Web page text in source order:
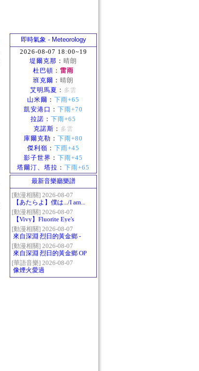
即時氣象 - Meteorology
2026-08-07 18:00~19
堤爾克那 ： 晴朗
杜巴頓 ： 雷雨
班克爾 ： 晴朗
艾明馬夏 ： 多雲
山米爾 ： 下雨+65
凱安港口 ： 下雨+70
拉諾 ： 下雨+65
克諾斯 ： 多雲
庫爾克勒 ： 下雨+80
傑利嶺 ： 下雨+45
影子世界 ： 下雨+45
塔爾汀、塔拉 ： 下雨+65
最新音樂廳樂譜
[動漫相關] 2026-08-07
【あたらよ】僕は.../I am...
（我內心的糟糕念頭/僕の
心のヤバイやつ第二季
OP）
[動漫相關] 2026-08-07
【Vivy】Fluorite Eye's
Song
[動漫相關] 2026-08-07
來自深淵 烈日的黃金鄉 -
Gravity
[動漫相關] 2026-08-07
來自深淵 烈日的黃金鄉 OP
- かたち(Katachi)
[華語音樂] 2026-08-07
像煙火愛過